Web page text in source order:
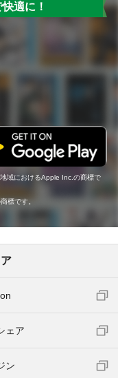
適に！
域におけるApple Inc.の商標で
標です。
ェア
ン